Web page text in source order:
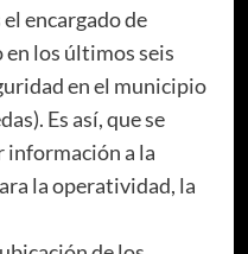
encargado de
los últimos seis
en el municipio
Es así, que se
información a la
la operatividad, la